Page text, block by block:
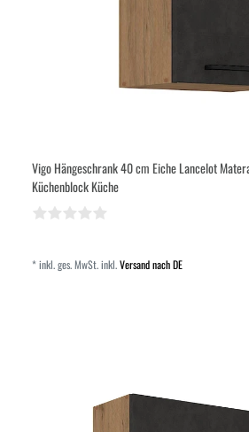
Vigo Hängeschrank 40 cm Eiche Lancelot
Küchenblock Küche
*inkl. ges. MwSt.inkl.Versand nach DE